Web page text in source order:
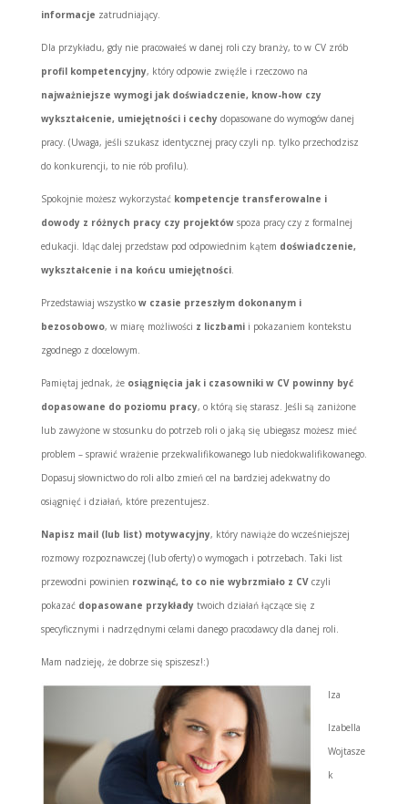
informacje zatrudniający.
Dla przykładu, gdy nie pracowałeś w danej roli czy branży, to w CV zrób
profil kompetencyjny, który odpowie zwięźle i rzeczowo na
najważniejsze wymogi jak doświadczenie, know-how czy
wykształcenie, umiejętności i cechydopasowane do wymogów danej
pracy. (Uwaga, jeśli szukasz identycznej pracy czyli np. tylko przechodzisz
do konkurencji, to nie rób profilu).
Spokojnie możesz wykorzystać kompetencje transferowalne i
dowody z różnych pracy czy projektówspoza pracy czy z formalnej
edukacji. Idąc dalej przedstaw pod odpowiednim kątem doświadczenie,
wykształcenie i na końcu umiejętności.
Przedstawiaj wszystko w czasie przeszłym dokonanym i
bezosobowo, w miarę możliwości z liczbamii pokazaniem kontekstu
zgodnego z docelowym.
Pamiętaj jednak, że osiągnięcia jak i czasowniki w CV powinny być
dopasowane do poziomu pracy, o którą się starasz. Jeśli są zaniżone
lub zawyżone w stosunku do potrzeb roli o jaką się ubiegasz możesz mieć
problem – sprawić wrażenie przekwalifikowanego lub niedokwalifikowanego.
Dopasuj słownictwo do roli albo zmień cel na bardziej adekwatny do
osiągnięć i działań, które prezentujesz.
Napisz mail (lub list) motywacyjny, który nawiąże do wcześniejszej
rozmowy rozpoznawczej (lub oferty) o wymogach i potrzebach. Taki list
przewodni powinien rozwinąć, to co nie wybrzmiało z CVczyli
pokazać dopasowane przykładytwoich działań łączące się z
specyficznymi i nadrzędnymi celami danego pracodawcy dla danej roli.
Mam nadzieję, że dobrze się spiszesz!:)
Iza
Izabella
Wojtasze
k